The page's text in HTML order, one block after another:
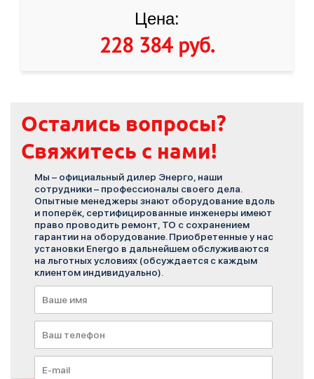
Цена:
228 384 руб.
Остались вопросы?
Свяжитесь с нами!
Мы – официальный дилер Энерго, наши
сотрудники – профессионалы своего дела.
Опытные менеджеры знают оборудование вдоль
и поперёк, сертифицированные инженеры имеют
право проводить ремонт, ТО с сохранением
гарантии на оборудование. Приобретенные у нас
установки Energo в дальнейшем обслуживаются
на льготных условиях (обсуждается с каждым
клиентом индивидуально).